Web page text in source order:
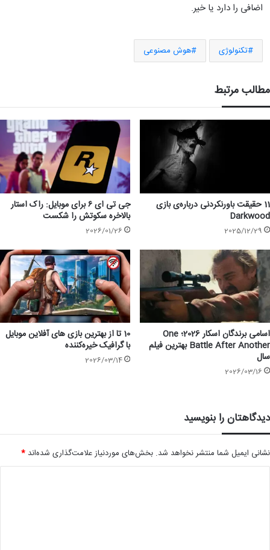
اضافی را دارد یا خیر.
تکنولوژی هوش مصنوعی
مطالب مرتبط
11 حقیقت باورنکردنی درباره‌ی بازی
Darkwood
2025/12/29
جی تی ای ۶ برای موبایل: راک استار
بالاخره سکوتش را شکست
2026/01/26
اسامی برندگان اسکار 2026؛ One
Battle After Another بهترین فیلم
سال
2026/03/16
10 تا از بهترین بازی های آفلاین موبایل
با گرافیک خیره‌کننده
2026/03/14
دیدگاهتان را بنویسید
نشانی ایمیل شما منتشر نخواهد شد. بخش‌های موردنیاز علامت‌گذاری شده‌اند *